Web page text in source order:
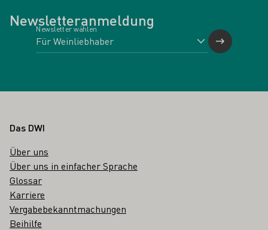
Newsletteranmeldung
Newsletter wählen
Fußbereich
Das DWI
Über uns
Über uns in einfacher Sprache
Glossar
Karriere
Vergabebekanntmachungen
Beihilfe